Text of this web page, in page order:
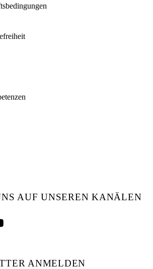
AUF UNSEREN KANÄLEN
ANMELDEN
für Tracking Technologien